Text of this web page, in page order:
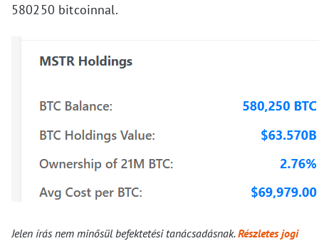
580250 bitcoinnal.
Jelen írás nem minősül befektetési tanácsadásnak.Részletes jogi